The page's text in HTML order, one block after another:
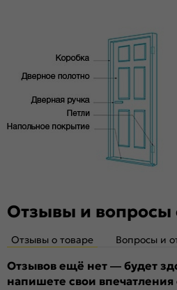
Без стекла
Декор
Особенности
Двери с алюминиевой кромкой
механизмом магнитной защелки
бесшумного закрывания;
Отзывы и вопросы
Отзывы о товаре Вопросы и
Отзывов ещё нет — будет
напишете свои впечатления